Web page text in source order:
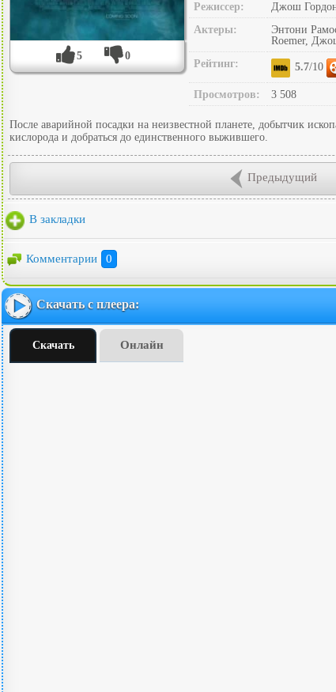
5 0
Режиссер:
Джош
Актеры:
Энтони
Roemer,
Рейтинг:
5.7/10
Просмотров: 3 508
После аварийной посадки на неизвестной планете, добытчик
кислорода и добраться до единственного выжившего.
Предыдущий
В закладки
Комментарии 0
Скачать с плеера:
Скачать Онлайн